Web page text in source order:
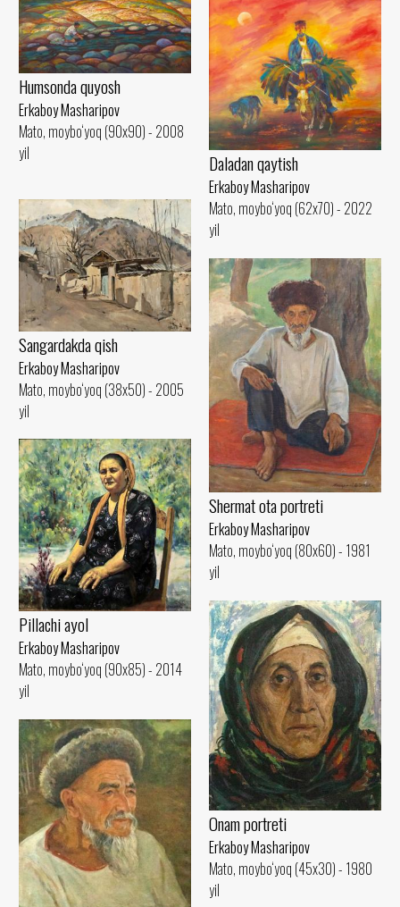
Humsonda quyosh
Erkaboy Masharipov
Mato, moybo‘yoq (90x90) - 2008
yil
Daladan qaytish
Erkaboy Masharipov
Mato, moybo‘yoq (62x70) - 2022
yil
Sangardakda qish
Erkaboy Masharipov
Mato, moybo‘yoq (38x50) - 2005
yil
Shermat ota portreti
Erkaboy Masharipov
Mato, moybo‘yoq (80x60) - 1981
yil
Pillachi ayol
Erkaboy Masharipov
Mato, moybo‘yoq (90x85) - 2014
yil
Onam portreti
Erkaboy Masharipov
Mato, moybo‘yoq (45x30) - 1980
yil